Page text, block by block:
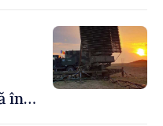
în